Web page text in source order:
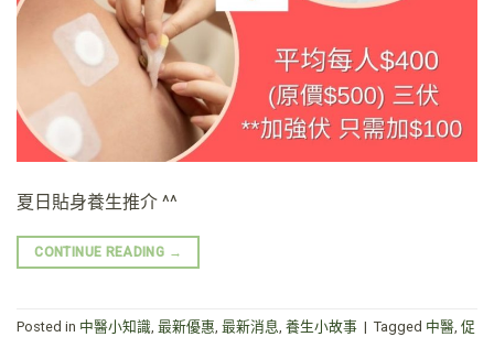
夏日貼身養生推介 ^^
CONTINUE READING →
Posted in 中醫小知識, 最新優惠, 最新消息, 養生小故事 | Tagged 中醫, 促